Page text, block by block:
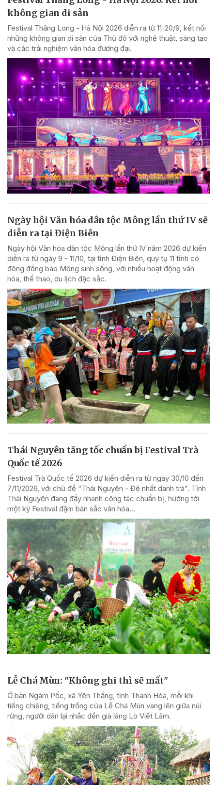
không gian di sản
Festival Thăng Long - Hà Nội 2026 diễn ra từ 11-20/9, kết nối
những không gian di sản của Thủ đô với nghệ thuật, sáng tạo
và các trải nghiệm văn hóa đương đại.
Ngày hội Văn hóa dân tộc Mông lần thứ IV sẽ
diễn ra tại Điện Biên
Ngày hội Văn hóa dân tộc Mông lần thứ IV năm 2026 dự kiến
diễn ra từ ngày 9 - 11/10, tại tỉnh Điện Biên, quy tụ 11 tỉnh có
đông đồng bào Mông sinh sống, với nhiều hoạt động văn
hóa, thể thao, du lịch đặc sắc.
Thái Nguyên tăng tốc chuẩn bị Festival Trà
Quốc tế 2026
Festival Trà Quốc tế 2026 dự kiến diễn ra từ ngày 30/10 đến
7/11/2026, với chủ đề “Thái Nguyên - Đệ nhất danh trà”. Tỉnh
Thái Nguyên đang đẩy nhanh công tác chuẩn bị, hướng tới
một kỳ Festival đậm bản sắc văn hóa...
Lễ Chá Mùn: "Không ghi thì sẽ mất"
Ở bản Ngàm Pốc, xã Yên Thắng, tỉnh Thanh Hóa, mỗi khi
tiếng chiêng, tiếng trống của Lễ Chá Mùn vang lên giữa núi
rừng, người dân lại nhắc đến già làng Lò Viết Lâm.